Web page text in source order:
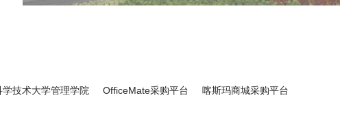
学技术大学管理学院 OfficeMate采购平台 喀斯玛商城采购平台